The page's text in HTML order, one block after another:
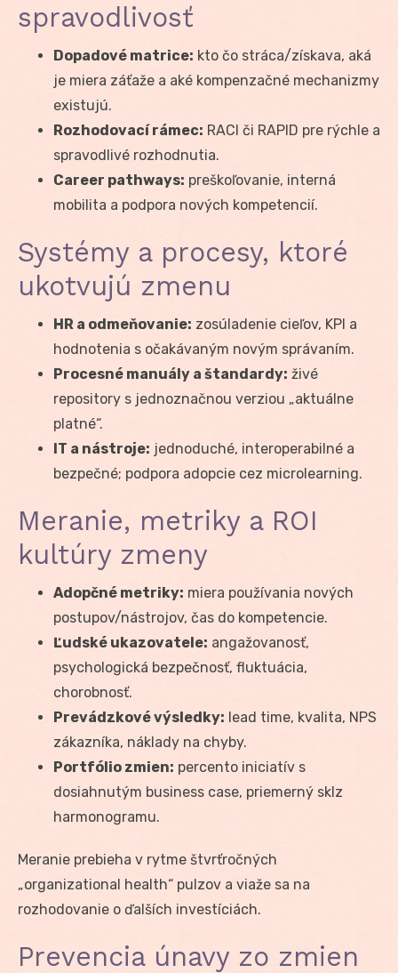
spravodlivosť
Dopadové matrice: kto čo stráca/získava, aká
je miera záťaže a aké kompenzačné mechanizmy
existujú.
Rozhodovací rámec: RACI či RAPID pre rýchle a
spravodlivé rozhodnutia.
Career pathways: preškoľovanie, interná
mobilita a podpora nových kompetencií.
Systémy a procesy, ktoré
ukotvujú zmenu
HR a odmeňovanie: zosúladenie cieľov, KPI a
hodnotenia s očakávaným novým správaním.
Procesné manuály a štandardy: živé
repository s jednoznačnou verziou „aktuálne
platné“.
IT a nástroje: jednoduché, interoperabilné a
bezpečné; podpora adopcie cez microlearning.
Meranie, metriky a ROI
kultúry zmeny
Adopčné metriky: miera používania nových
postupov/nástrojov, čas do kompetencie.
Ľudské ukazovatele: angažovanosť,
psychologická bezpečnosť, fluktuácia,
chorobnosť.
Prevádzkové výsledky: lead time, kvalita, NPS
zákazníka, náklady na chyby.
Portfólio zmien: percento iniciatív s
dosiahnutým business case, priemerný sklz
harmonogramu.
Meranie prebieha v rytme štvrťročných
„organizational health“ pulzov a viaže sa na
rozhodovanie o ďalších investíciách.
Prevencia únavy zo zmien